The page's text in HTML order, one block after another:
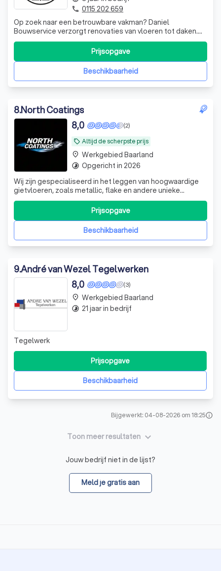
Op zoek naar een betrouwbare vakman? Daniel
Bouwservice verzorgt renovaties van vloeren tot daken.
Wij werken netjes, komen afspraken na en leveren
Beschikbaarheid
Prijsopgave
phone 0115 202 659
8.North Coatings
local_offer Altijd de scherpste prijs
(2)
8,0
Wij zijn gespecialiseerd in het leggen van hoogwaardige
gietvloeren, zoals metallic, flake en andere unieke
designvloeren. We werken nauwkeurig, denken actief mee
en leveren elke vloer strak, duurzaam en volledig op maat.
We zijn actief door heel Nederland en komen graag langs
Beschikbaarheid
Prijsopgave
place Werkgebied Baarland
timelapse Opgericht in 2026
9.André van Wezel Tegelwerken
(3)
8,0
Tegelwerk
Beschikbaarheid
Prijsopgave
place Werkgebied Baarland
timelapse 21 jaar in bedrijf
Bijgewerkt: 04-08-2026 om 18:25info
Toon meer resultaten keyboard_arrow_down
Jouw bedrijf niet in de lijst?
Meld je gratis aan